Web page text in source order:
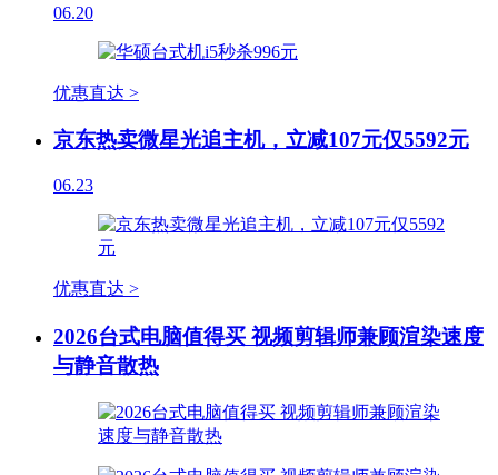
06.20
优惠直达 >
京东热卖微星光追主机，立减107元仅5592元
06.23
优惠直达 >
2026台式电脑值得买 视频剪辑师兼顾渲染速度
与静音散热